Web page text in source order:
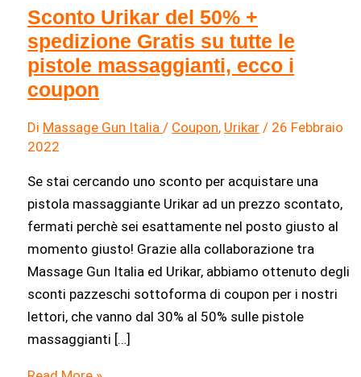
Sconto Urikar del 50% +
spedizione Gratis su tutte le
pistole massaggianti, ecco i
coupon
Di Massage Gun Italia / Coupon, Urikar / 26 Febbraio
2022
Se stai cercando uno sconto per acquistare una
pistola massaggiante Urikar ad un prezzo scontato,
fermati perchè sei esattamente nel posto giusto al
momento giusto! Grazie alla collaborazione tra
Massage Gun Italia ed Urikar, abbiamo ottenuto degli
sconti pazzeschi sottoforma di coupon per i nostri
lettori, che vanno dal 30% al 50% sulle pistole
massaggianti […]